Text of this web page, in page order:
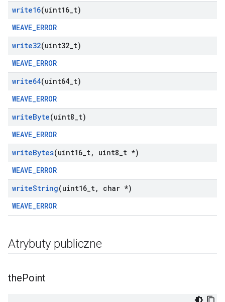
write16(uint16 t)
WEAVE_ERROR
write32(uint32 t)
WEAVE_ERROR
write64(uint64 t)
WEAVE_ERROR
writeByte(uint8 t)
WEAVE_ERROR
writeBytes(uint16 t, uint8 t *)
WEAVE_ERROR
writeString(uint16 t,
char *)
WEAVE_ERROR
Atrybuty publiczne
thePoint